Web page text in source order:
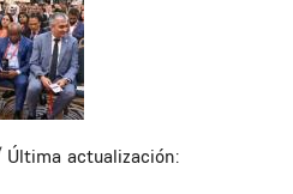
Última actualización: